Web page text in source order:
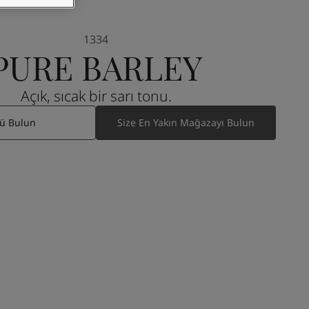
BARLEY
1334
Açık, sıcak bir sarı tonu.
Bulun Size En Yakın Mağazayı Bulun